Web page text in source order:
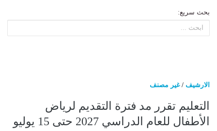
بحث سريع:
الارشيف /غير مصنف
التعليم تقرر مد فترة التقديم لرياض
الأطفال للعام الدراسي 2027 حتى 15 يوليو